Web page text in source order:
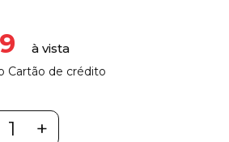
Cartão de crédito
+